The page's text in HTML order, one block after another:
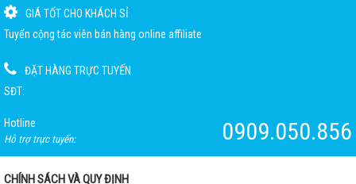
GIÁ TỐT CHO KHÁCH SỈ
Tuyển cộng tác viên bán hàng online affiliate
ĐẶT HÀNG TRỰC TUYẾN
SĐT:
Hotline
Hỗ trợ trực tuyến: 0909.050.856
CHÍNH SÁCH VÀ QUY ĐỊNH